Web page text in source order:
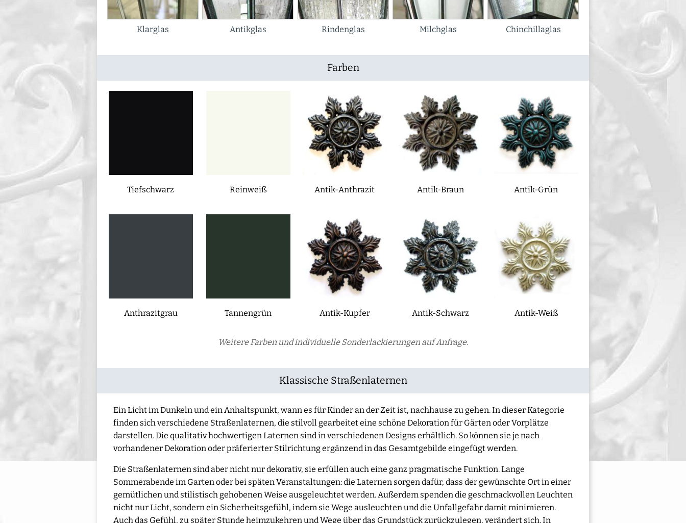
Klarglas Antikglas Rindenglas Milchglas Chinchillaglas
Farben
Tiefschwarz Reinweiß
Anthrazitgrau Tannengrün
Antik-Anthrazit Antik-Braun Antik-Grün
Antik-Kupfer Antik-Schwarz Antik-Weiß
Weitere Farben und individuelle Sonderlackierungen auf Anfrage.
Klassische Straßenlaternen
Ein Licht im Dunkeln und ein Anhaltspunkt, wann es für Kinder an der Zeit ist, nachhause zu gehen. In dieser Kategorie
finden sich verschiedene Straßenlaternen, die stilvoll gearbeitet eine schöne Dekoration für Gärten oder Vorplätze
darstellen. Die qualitativ hochwertigen Laternen sind in verschiedenen Designs erhältlich. So können sie je nach
vorhandener Dekoration oder präferierter Stilrichtung ergänzend in das Gesamtgebilde eingefügt werden.
Die Straßenlaternen sind aber nicht nur dekorativ, sie erfüllen auch eine ganz pragmatische Funktion. Lange
Sommerabende im Garten oder bei späten Veranstaltungen: die Laternen sorgen dafür, dass der gewünschte Ort in einer
gemütlichen und stilistisch gehobenen Weise ausgeleuchtet werden. Außerdem spenden die geschmackvollen Leuchten
nicht nur Licht, sondern ein Sicherheitsgefühl, indem sie Wege ausleuchten und die Unfallgefahr damit minimieren.
Auch das Gefühl, zu später Stunde heimzukehren und Wege über das Grundstück zurückzulegen, verändert sich. In